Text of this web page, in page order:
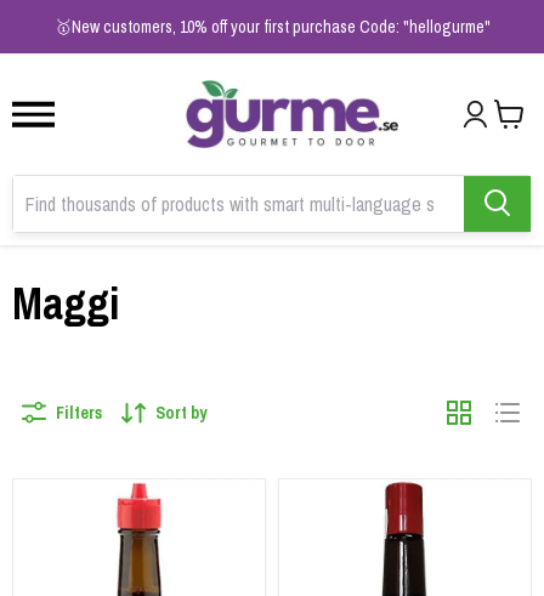
🥇New customers, 10% off your first purchase Code: "hellogurme"
2
Maggi
Filters Sort by